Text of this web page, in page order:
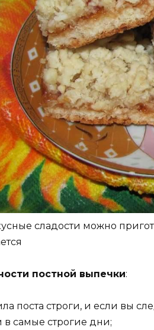
сладости можно
постной выпечки:
поста строги, и если вы
в самые строгие дни;